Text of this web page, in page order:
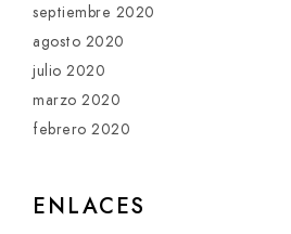
septiembre 2020
agosto 2020
julio 2020
marzo 2020
febrero 2020
ENLACES